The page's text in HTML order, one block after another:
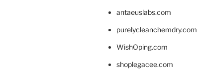
antaeuslabs.com
purelycleanchemdry.com
WishOping.com
shoplegacee.com